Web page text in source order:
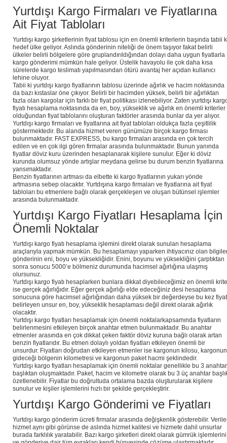
Yurtdışı Kargo Firmaları ve Fiyatlarına
Ait Fiyat Tabloları
Yurtdışı kargo şirketlerinin fiyat tablosu için en önemli kriterlerin başında tabii
hedef ülke geliyor. Aslında gönderinin niteliği de önem taşıyor fakat belirli
ülkeler belirli bölgelere göre gruplandırıldığından dolayı daha uygun fiyatlarla
kargo gönderimi mümkün hale geliyor. Üstelik havayolu ile çok daha kısa
sürelerde kargo teslimatı yapılmasından ötürü avantaj her açıdan kullanıcı
lehine oluyor.
Tabii ki yurtdışı kargo fiyatlarının tablosu üzerinde ağırlık ve hacim noktasında
da bazı kıstaslar öne çıkıyor. Belirli bir hacimden yüksek, belirli bir ağırlıktan
fazla olan kargolar için farklı bir fiyat politikası izlenebiliyor. Zaten yurtdışı
fiyatı hesaplama noktasında da en, boy, yükseklik ve ağırlık en önemli kriterler
olduğundan fiyat tablolarını oluşturan faktörler arasında bunlar da yer alıyor.
Yurtdışı kargo firmaları ve fiyatlarına ait fiyat tabloları oldukça fazla çeşitlilik
göstermektedir. Bu alanda hizmet veren günümüze birçok kargo firması
bulunmaktadır. FAST EXPRESS, bu kargo firmaları arasında en çok tercih
edilen ve en çok ilgi gören firmalar arasında bulunmaktadır. Bunun yanında
fiyatlar döviz kuru üzerinden hesaplanarak kişilere sunulur. Eğer ki döviz
kurunda olumsuz yönde artışlar meydana gelirse bu durum benzin fiyatlarına
yansımaktadır.
Benzin fiyatlarının artması da elbette ki kargo fiyatlarının yukarı yönde
artmasına sebep olacaktır. Yurtdışına kargo firmaları ve fiyatlarına ait fiyat
tabloları bu etmenlere bağlı olarak gerçekleşen ve oluşan bütünsel işlemler
arasında bulunmaktadır.
Yurtdışı Kargo Fiyatları Hesaplama İçin
Önemli Noktalar
Yurtdışı kargo fiyatı hesaplama işlemini direkt olarak sunulan hesaplama
araçlarıyla yapmak mümkün. Bu hesaplamayı yaparken ihtiyacınız olan
gönderinin eni, boyu ve yüksekliğidir. Enini, boyunu ve yüksekliğini çarptıktan
sonra sonucu 5000’e bölmeniz durumunda hacimsel ağırlığına ulaşmış
olursunuz.
Yurtdışı kargo fiyatı hesaplarken bunlara dikkat diyebileceğimiz en önemli
ise gerçek ağırlığıdır. Eğer gerçek ağırlığı elde edeceğiniz desi hesaplama
sonucuna göre hacimsel ağırlığından daha yüksek bir değerdeyse bu kez
belirleyen unsur en, boy, yükseklik hesaplaması değil direkt olarak ağırlık
olacaktır.
Yurtdışı kargo fiyatları hesaplamak için önemli noktalarkapsamında fiyatların
belirlenmesini etkileyen birçok anahtar etmen bulunmaktadır. Bu anahtar
etmenler arasında en çok dikkat çeken faktör döviz kuruna bağlı olarak artan
benzin fiyatlarıdır. Bu etmen dolaylı yoldan fiyatları etkileyen önemli bir
unsurdur. Fiyatları doğrudan etkileyen etmenler ise kargonun kilosu, kargonun
gideceği bölgenin kilometresi ve kargonun paket hacmi şeklindedir.
Yurtdışı kargo fiyatları hesaplamak için önemli noktalar genellikle bu 3 anahtar
başlıktan oluşmaktadır. Paket, hacim ve kilometre olarak bu 3 üç anahtar
özetlenebilir. Fiyatlar bu doğrultuda ortalama bazda oluşturularak kişilere
sunulur ve kişiler işlemlerini hızlı bir şekilde gerçekleştirir.
Yurtdışı Kargo Gönderimi ve Fiyatları
Yurtdışı kargo gönderim ücreti firmalar arasında değişkenlik gösterebilir.
hizmet aynı gibi görünse de aslında hizmet kalitesi ve hizmete dahil unsurlar
burada farklılık yaratabilir. Bazı kargo şirketleri direkt olarak gümrük işlemlerini